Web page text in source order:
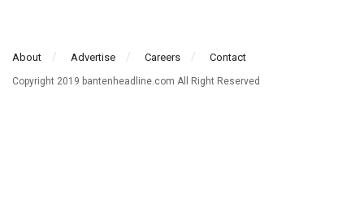
About Advertise Careers Contact
Copyright 2019 bantenheadline.com All Right Reserved